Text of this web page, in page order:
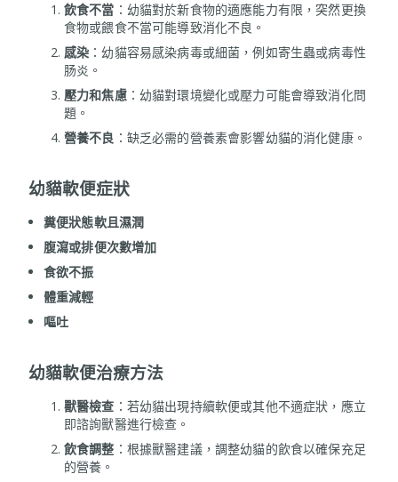
飲食不當 ：幼貓對於新食物的適應能力有限，突然更換
食物或餵食不當可能導致消化不良。
感染 ：幼貓容易感染病毒或細菌，例如寄生蟲或病毒性
肠炎。
壓力和焦慮：幼貓對環境變化或壓力可能會導致消化問
題。
營養不良 ：缺乏必需的營養素會影響幼貓的消化健康。
幼貓軟便症狀
糞便狀態軟且濕潤
腹瀉或排便次數增加
食欲不振
體重減輕
嘔吐
幼貓軟便治療方法
獸醫檢查 ：若幼貓出現持續軟便或其他不適症狀，應立
即諮詢獸醫進行檢查。
飲食調整 ：根據獸醫建議，調整幼貓的飲食以確保充足
的營養。